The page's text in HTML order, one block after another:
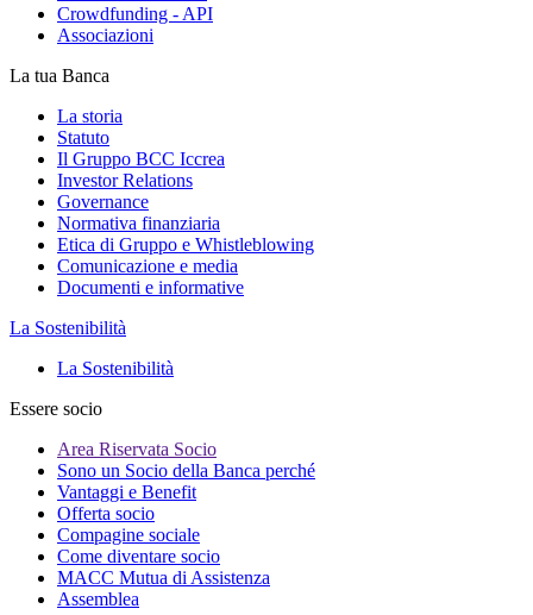
Crowdfunding - API
Associazioni
La tua Banca
La storia
Statuto
Il Gruppo BCC Iccrea
Investor Relations
Governance
Normativa finanziaria
Etica di Gruppo e Whistleblowing
Comunicazione e media
Documenti e informative
La Sostenibilità
La Sostenibilità
Essere socio
Area Riservata Socio
Sono un Socio della Banca perché
Vantaggi e Benefit
Offerta socio
Compagine sociale
Come diventare socio
MACC Mutua di Assistenza
Assemblea